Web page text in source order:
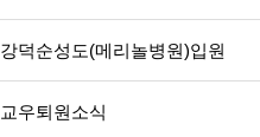
강덕순성도(메리놀병원)입원
교우퇴원소식